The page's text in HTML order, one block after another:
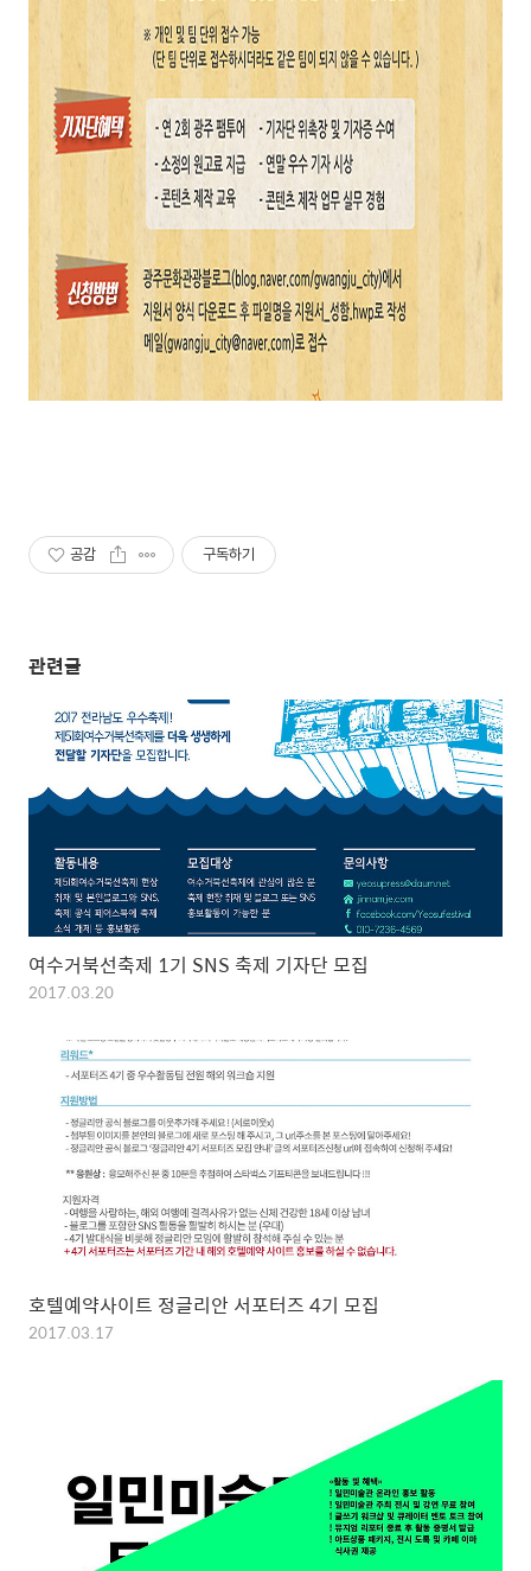
공감 구독하기
관련글
여수거북선축제 1기 SNS 축제 기자단 모집
2017.03.20
호텔예약사이트 정글리안 서포터즈 4기 모집
2017.03.17